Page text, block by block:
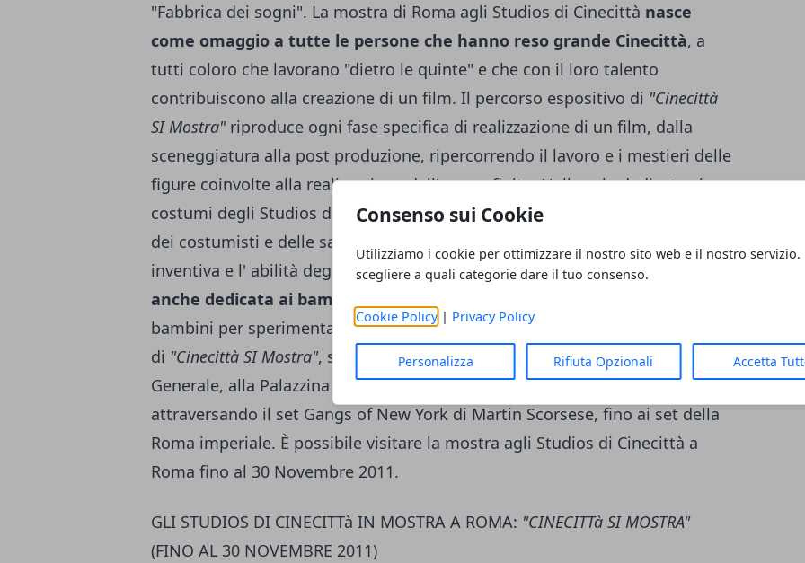
Consenso sui Cookie
Utilizziamo i cookie per ottimizzare il nostro sito web e il nostro servizio.
scegliere a quali categorie dare il tuo consenso.
Cookie Policy| Privacy Policy
Personalizza Rifiuta Opzionali Accetta
"Fabbrica dei sogni". La mostra di Roma agli Studios di Cinecittà nasce
come omaggio a tutte le persone che hanno reso grande Cinecittà, a
tutti coloro che lavorano "dietro le quinte" e che con il loro talento
contribuiscono alla creazione di un film. Il percorso espositivo di "Cinecittà
SI Mostra"riproduce ogni fase specifica di realizzazione di un film, dalla
sceneggiatura alla post produzione, ripercorrendo il lavoro e i mestieri delle
figure coinvolte alla realizzazione dell' opera finita. Nella sala dedicata ai
costumi degli Studios di Cinecittà a Roma è possibile ammirare il talento
dei costumisti e delle sartorie, nella sala della scenografia invece c'è tutta l'
inventiva e l' abilità degli scenografi e degli artigiani. "Cinecittà Si Mostra"
anche dedicata ai bambini con Cinebimbi
bambini per sperimentare, giocare e divertirsi.Sono tanti gli spazi espositivi
di "Cinecittà SI Mostra", sia al chiuso che all' aperto, dalla Palazzina Direzione
Generale, alla Palazzina Fellini, passando per il viale Broadway,
attraversando il set Gangs of New York di Martin Scorsese, fino ai set della
Roma imperiale. È possibile visitare la mostra agli Studios di Cinecittà a
Roma fino al 30 Novembre 2011.
GLI STUDIOS DI CINECITTà IN MOSTRA A ROMA: "CINECITTà SI MOSTRA"
(FINO AL 30 NOVEMBRE 2011)